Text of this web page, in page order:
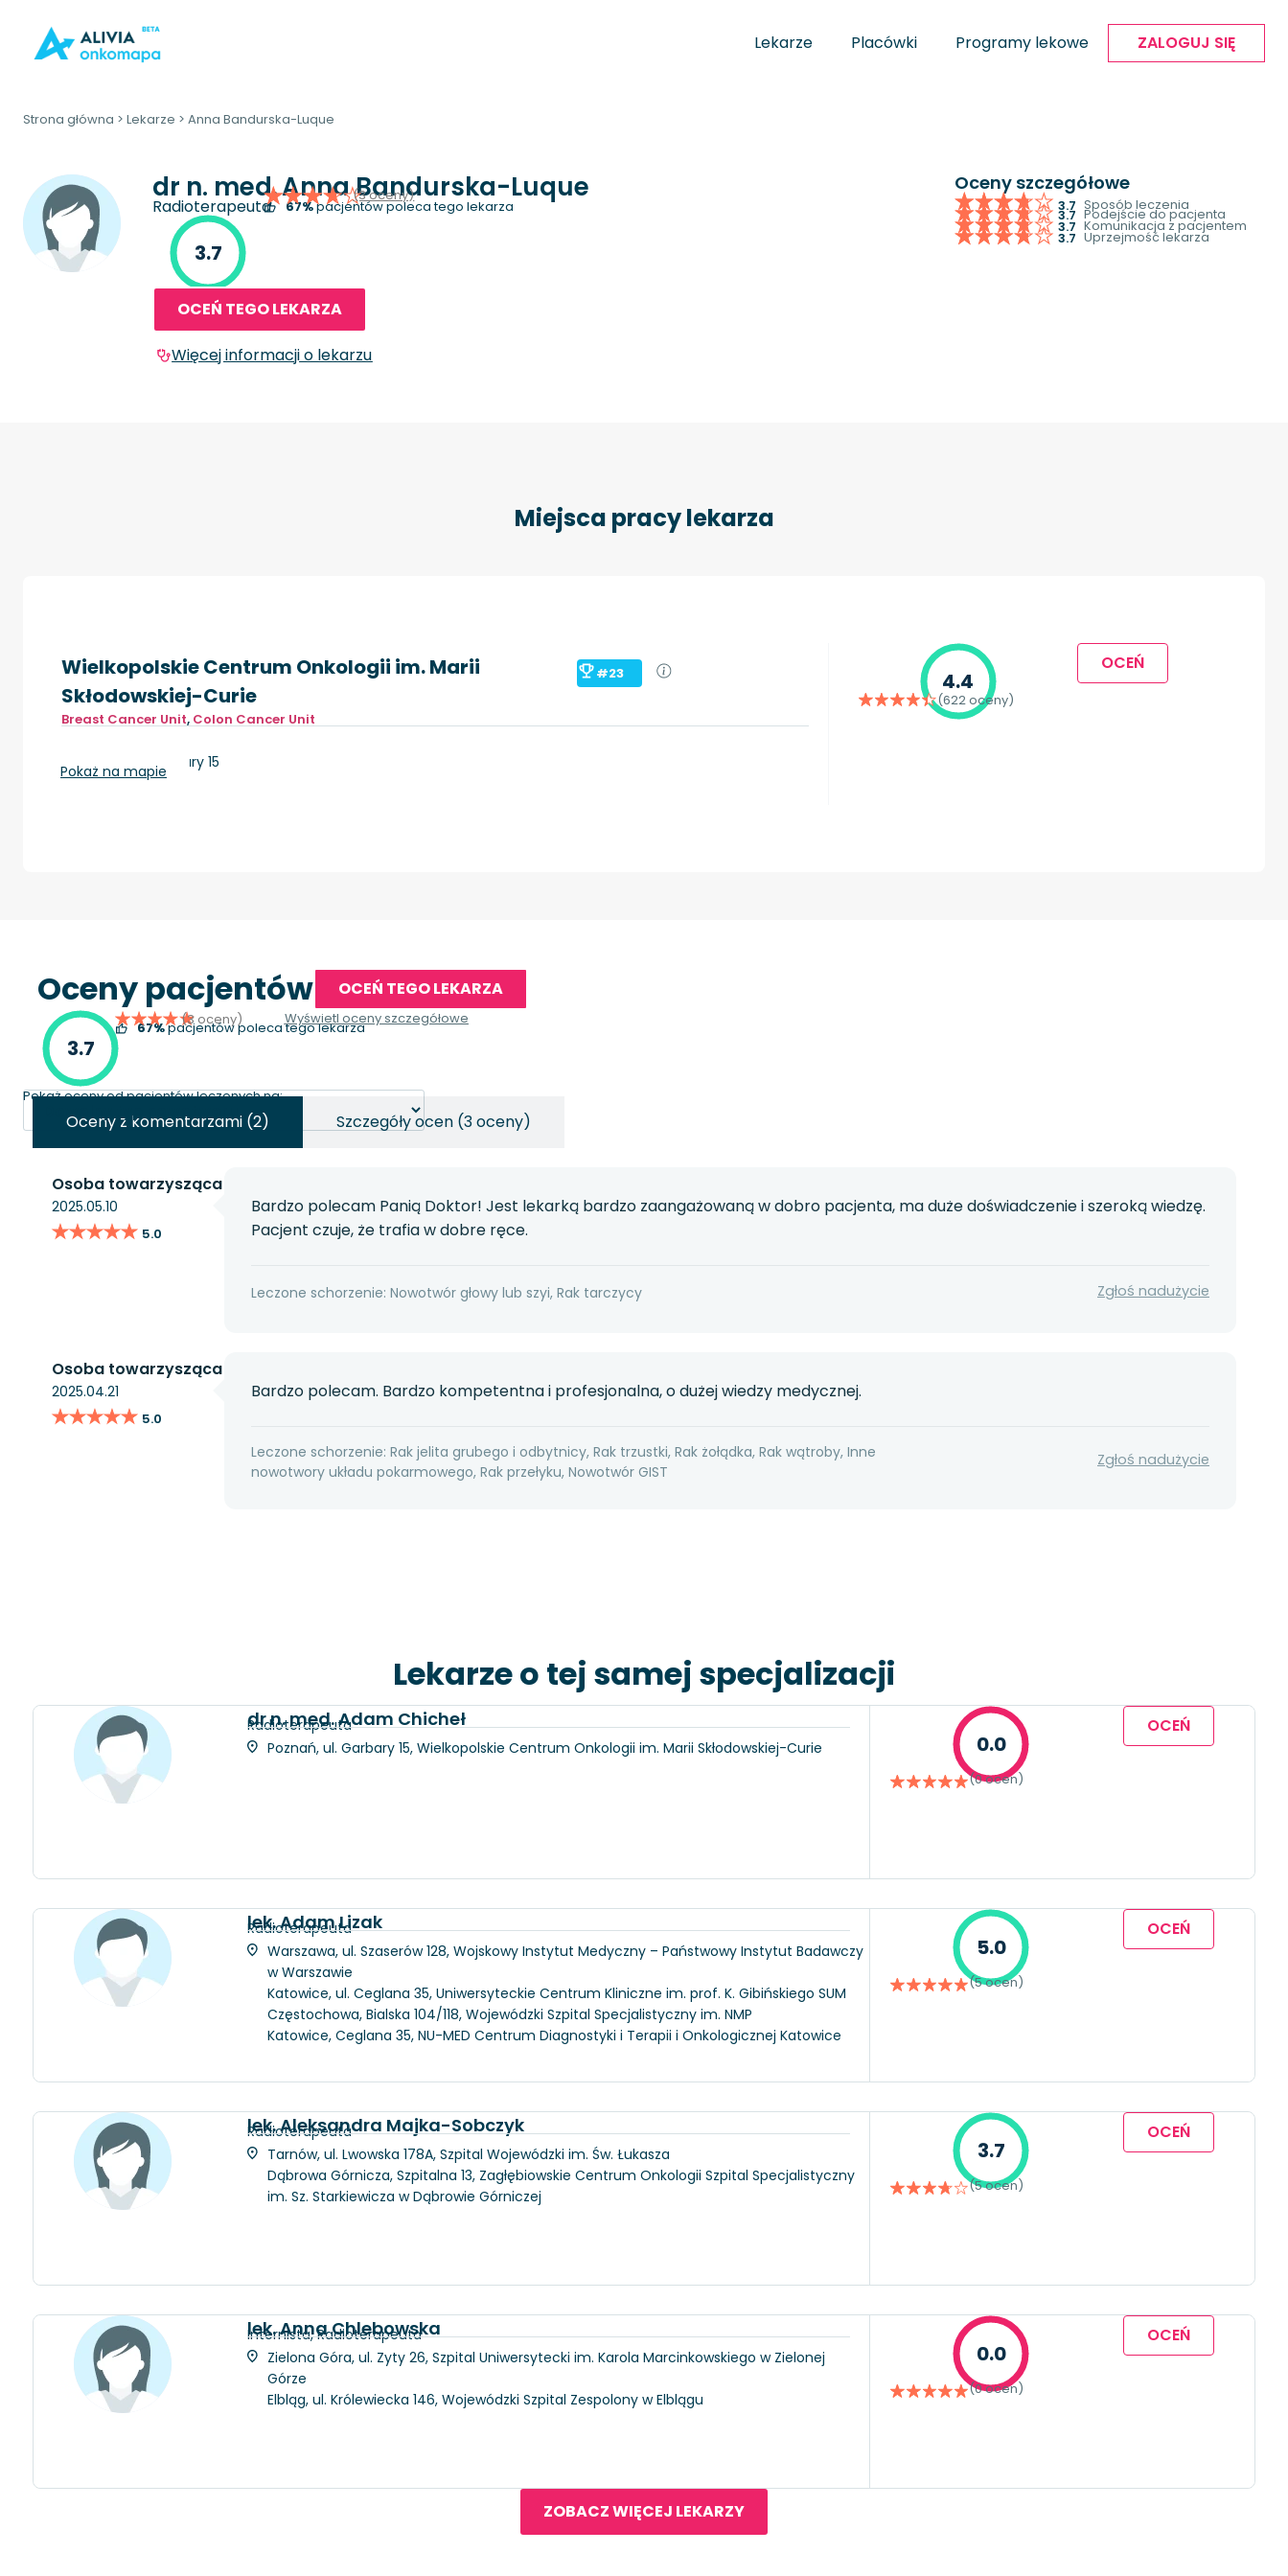
Lekarze Placówki Programy lekowe ZALOGUJ SIĘ
Strona główna > Lekarze > Anna Bandurska-Luque
dr n. med.Anna Bandurska-Luque
Radioterapeuta
3.7
(3 oceny)
67%pacjentów poleca tego lekarza
OCEŃ TEGO LEKARZA
Więcej informacji o lekarzu
Oceny szczegółowe
3.7 Sposób leczenia
3.7 Podejście do pacjenta
3.7 Komunikacja z pacjentem
3.7 Uprzejmość lekarza
Miejsca pracy lekarza
Wielkopolskie Centrum Onkologii im. Marii
Skłodowskiej-Curie
#23
Breast Cancer Unit, Colon Cancer Unit
Poznań, ul. Garbary 15
Pokaż na mapie
4.4
(622 oceny)
OCEŃ
Oceny pacjentów OCEŃ TEGO LEKARZA
3.7
(3 oceny)
67%pacjentów poleca tego lekarza
Wyświetl oceny szczegółowe
Pokaż oceny od pacjentów leczonych na:
Oceny z komentarzami (2) Szczegóły ocen (3 oceny)
Osoba towarzysząca
2025.05.10
★★★★★
★★★★★ 5.0
Bardzo polecam Panią Doktor! Jest lekarką bardzo zaangażowaną w dobro pacjenta, ma duże doświadczenie i szeroką wiedzę.
Pacjent czuje, że trafia w dobre ręce.
Leczone schorzenie: Nowotwór głowy lub szyi, Rak tarczycy Zgłoś nadużycie
Osoba towarzysząca
2025.04.21
★★★★★
★★★★★ 5.0
Bardzo polecam. Bardzo kompetentna i profesjonalna, o dużej wiedzy medycznej.
Leczone schorzenie: Rak jelita grubego i odbytnicy, Rak trzustki, Rak żołądka, Rak wątroby, Inne
nowotwory układu pokarmowego, Rak przełyku, Nowotwór GIST
Zgłoś nadużycie
Lekarze o tej samej specjalizacji
dr n. med. Adam Chicheł
Radioterapeuta
Poznań, ul. Garbary 15, Wielkopolskie Centrum Onkologii im. Marii Skłodowskiej-Curie
0.0
(0 ocen)
OCEŃ
lek. Adam Lizak
Radioterapeuta
Warszawa, ul. Szaserów 128, Wojskowy Instytut Medyczny – Państwowy Instytut Badawczy
w Warszawie
Katowice, ul. Ceglana 35, Uniwersyteckie Centrum Kliniczne im. prof. K. Gibińskiego SUM
Częstochowa, Bialska 104/118, Wojewódzki Szpital Specjalistyczny im. NMP
Katowice, Ceglana 35, NU-MED Centrum Diagnostyki i Terapii i Onkologicznej Katowice
5.0
(5 ocen)
OCEŃ
lek. Aleksandra Majka-Sobczyk
Radioterapeuta
Tarnów, ul. Lwowska 178A, Szpital Wojewódzki im. Św. Łukasza
Dąbrowa Górnicza, Szpitalna 13, Zagłębiowskie Centrum Onkologii Szpital Specjalistyczny
im. Sz. Starkiewicza w Dąbrowie Górniczej
3.7
(5 ocen)
OCEŃ
lek. Anna Chlebowska
Internista, Radioterapeuta
Zielona Góra, ul. Zyty 26, Szpital Uniwersytecki im. Karola Marcinkowskiego w Zielonej
Górze
Elbląg, ul. Królewiecka 146, Wojewódzki Szpital Zespolony w Elblągu
0.0
(0 ocen)
OCEŃ
ZOBACZ WIĘCEJ LEKARZY